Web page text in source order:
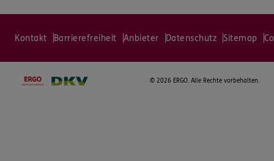
Kontakt Barrierefreiheit Anbieter Datenschutz Sitemap
© 2026 ERGO. Alle Rechte vorbehalten.